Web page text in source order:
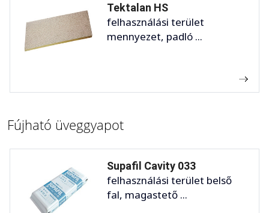
Tektalan HS
felhasználási terület
mennyezet, padló ...
Fújható üveggyapot
Supafil Cavity 033
felhasználási terület belső
fal, magastető ...